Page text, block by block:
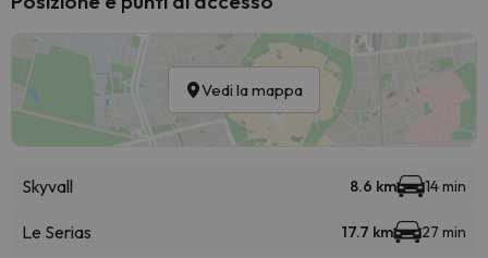
Vedi la mappa
Skyvall 8.6 km 14 min
Le Serias 17.7 km 27 min